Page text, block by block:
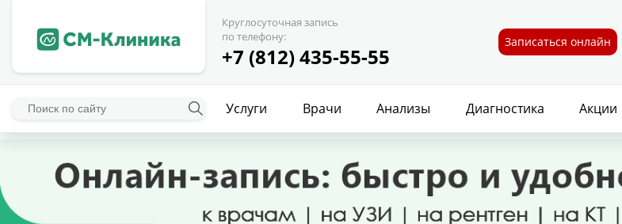
Круглосуточная запись
по телефону:
+7 (812) 435-55-55
Записаться онлайн
Услуги Врачи Анализы Диагностика Акции